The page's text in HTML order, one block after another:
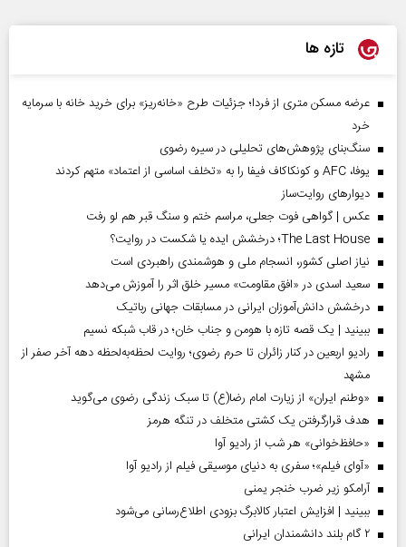
تازه ها
عرضه مسکن متری از فردا؛ جزئیات طرح «خانه‌ریز» برای خرید خانه با سرمایه
خرد
سنگ‌بنای پژوهش‌های تحلیلی در سیره رضوی
یوفا، AFC و کونکاکاف فیفا را به «تخلف اساسی از اعتماد» متهم کردند
دیوارهای روایت‌ساز
عکس | گواهی فوت جعلی، مراسم ختم و سنگ قبر هم لو رفت
The Last House؛ درخشش ایده یا شکست در روایت؟
نیاز اصلی کشور، انسجام ملی و هوشمندی راهبردی است
سعید اسدی در «افق مقاومت» مسیر خلق اثر را آموزش می‌دهد
درخشش دانش‌آموزان ایرانی در مسابقات جهانی رباتیک
ببینید | یک قصه تازه با هومن و جناب‌ خان؛ در قاب شبکه نسیم
رادیو اربعین در کنار زائران تا حرم رضوی؛ روایت لحظه‌به‌لحظه دهه آخر صفر از
مشهد
«وطنم ایران» از زیارت امام رضا(ع) تا سبک زندگی رضوی می‌گوید
هدف قرارگرفتن یک کشتی متخلف در تنگه هرمز
«حافظ‌خوانی» هر شب از رادیو آوا
«آوای فیلم»؛ سفری به دنیای موسیقی فیلم از رادیو آوا
آرامکو زیر ضرب خنجر یمنی
ببینید | افزایش اعتبار کالابرگ بزودی اطلاع‌رسانی می‌شود
۲ گام بلند دانشمندان ایرانی